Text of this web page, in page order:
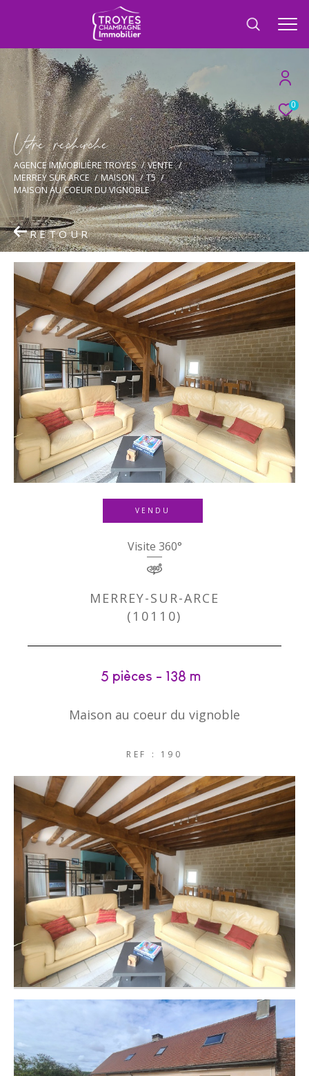
0
Vore recece
AGENCE IMMOBILIÈRE TROYES
VENTE
MERREY SUR ARCE
MAISON
T5
MAISON AU COEUR DU VIGNOBLE
RETOUR
VENDU
Visite 360°
MERREY-SUR-ARCE
(10110)
5 pièces - 138 m²
Maison au coeur du vignoble
REF : 190